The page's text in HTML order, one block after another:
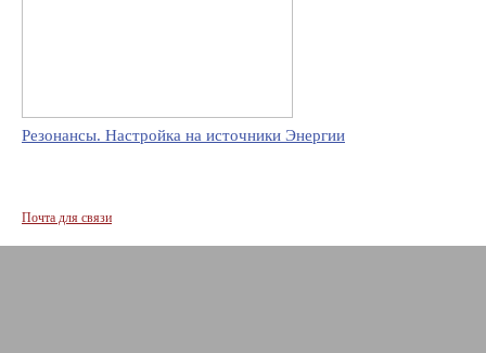
Резонансы. Настройка на источники Энергии
Почта для связи